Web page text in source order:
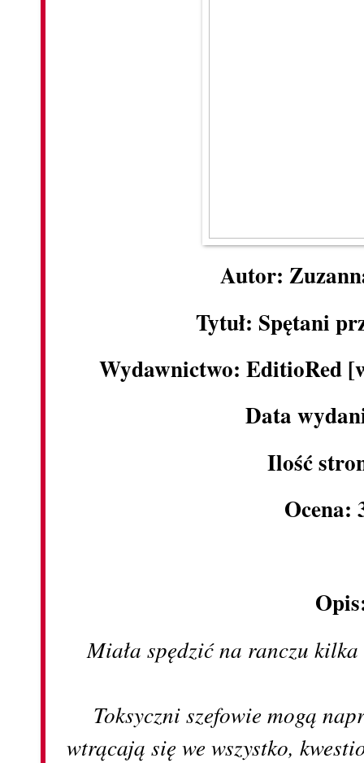
Autor:
Tytuł: Spętani
Wydawnictwo: EditioRed
Data
Ilość
Ocena:
Miała spędzić na ranczu
Toksyczni szefowie mogą
wtrącają się we wszystko,